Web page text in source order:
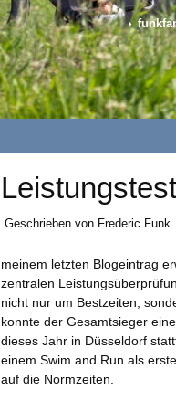
Geschrieben von Frederic Funk
meinem letzten Blogeintrag
zentralen
nicht nur um Bestzeiten,
konnte der Gesamtsieger
dieses Jahr in Düsseldorf
einem Swim and Run als
auf die Normzeiten.